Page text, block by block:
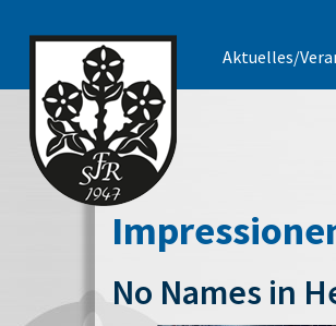
Aktuelles/
No Names in